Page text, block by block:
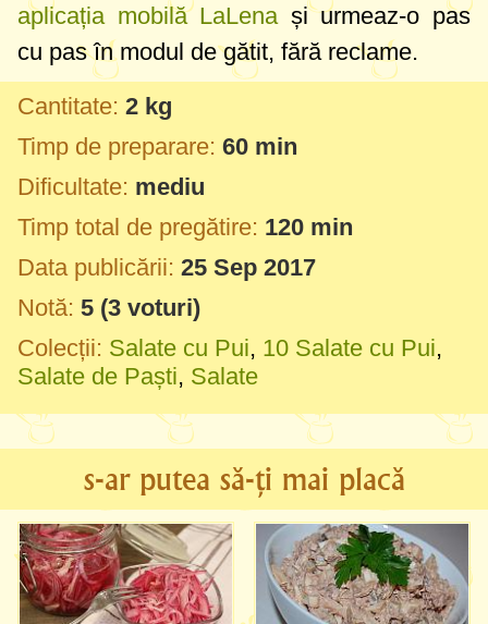
aplicația mobilă LaLena și urmeaz-o pas
cu pas în modul de gătit, fără reclame.
Cantitate: 2 kg
Timp de preparare: 60 min
Dificultate: mediu
Timp total de pregătire: 120 min
Data publicării: 25 Sep 2017
Notă: 5 (3 voturi)
Colecții: Salate cu Pui, 10 Salate cu Pui,
Salate de Paști, Salate
s-ar putea să-ți mai placă